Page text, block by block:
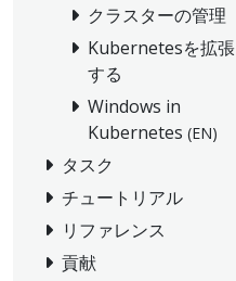
クラスターの管理
Kubernetesを拡張
する
Windows in
Kubernetes (EN)
タスク
チュートリアル
リファレンス
貢献